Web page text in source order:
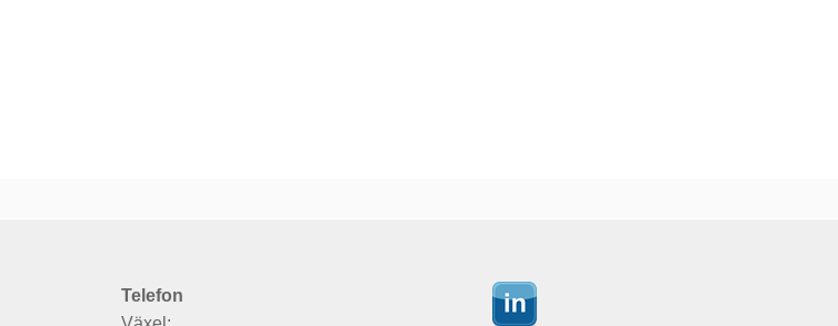
Telefon